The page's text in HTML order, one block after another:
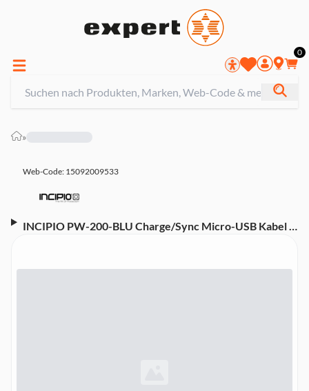
0
»
Web-Code: 15092009533
INCIPIO PW-200-BLU Charge/Sync Micro-USB Kabel |